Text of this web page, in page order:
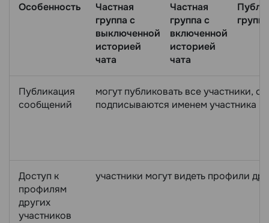
Особенность
Частная
группа с
выключенной
историей
чата
Частная
группа с
включенной
историей
чата
группа
Публикация
сообщений
могут публиковать все участники,
подписываются именем участника
Доступ к
профилям
других
участников
участники могут видеть профили